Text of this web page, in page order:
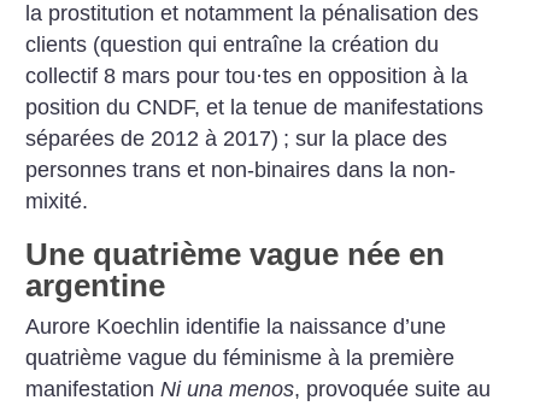
la prostitution et notamment la pénalisation des
clients (question qui entraîne la création du
collectif 8 mars pour tou·tes en opposition à la
position du CNDF, et la tenue de manifestations
séparées de 2012 à 2017) ; sur la place des
personnes trans et non-binaires dans la non-
mixité.
Une quatrième vague née en
argentine
Aurore Koechlin identifie la naissance d’une
quatrième vague du féminisme à la première
manifestationNi una menos, provoquée suite au